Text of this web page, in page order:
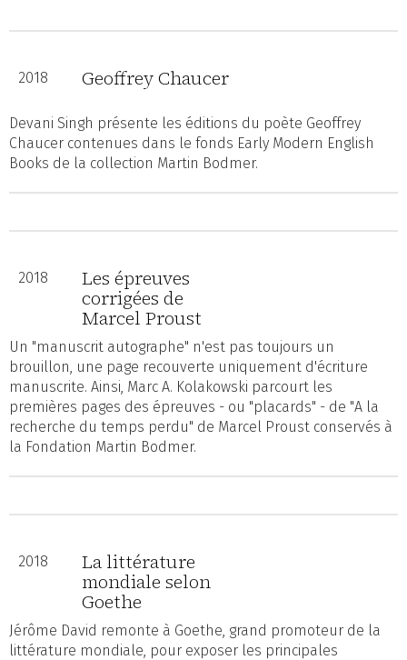
2018 Geoffrey Chaucer
Devani Singh présente les éditions du poète Geoffrey
Chaucer contenues dans le fonds Early Modern English
Books de la collection Martin Bodmer.
2018 Les épreuves
corrigées de
Marcel Proust
Un "manuscrit autographe" n'est pas toujours un
brouillon, une page recouverte uniquement d'écriture
manuscrite. Ainsi, Marc A. Kolakowski parcourt les
premières pages des épreuves - ou "placards" - de "A la
recherche du temps perdu" de Marcel Proust conservés à
la Fondation Martin Bodmer.
2018 La littérature
mondiale selon
Goethe
Jérôme David remonte à Goethe, grand promoteur de la
littérature mondiale, pour exposer les principales